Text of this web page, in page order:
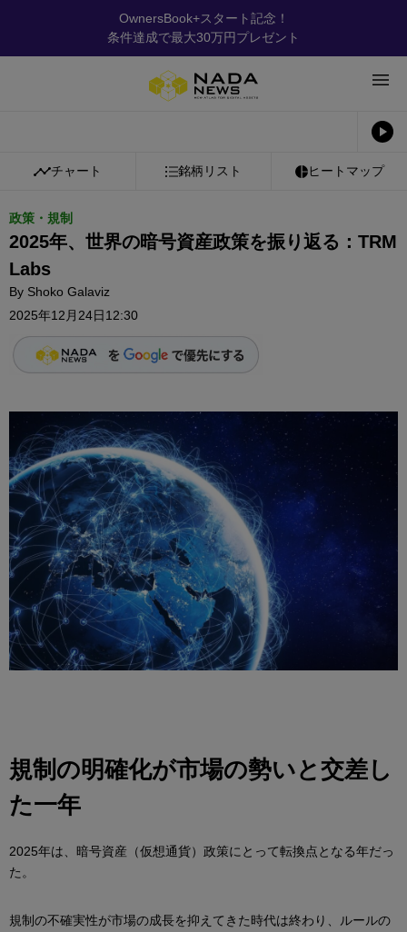
OwnersBook+スタート記念！
条件達成で最大30万円プレゼント
チャート 銘柄リスト ヒートマップ
政策・規制
2025年、世界の暗号資産政策を振り返る：TRM
Labs
By Shoko Galaviz
2025年12月24日12:30
規制の明確化が市場の勢いと交差し
た一年
2025年は、暗号資産（仮想通貨）政策にとって転換点となる年だっ
た。
規制の不確実性が市場の成長を抑えてきた時代は終わり、ルールの